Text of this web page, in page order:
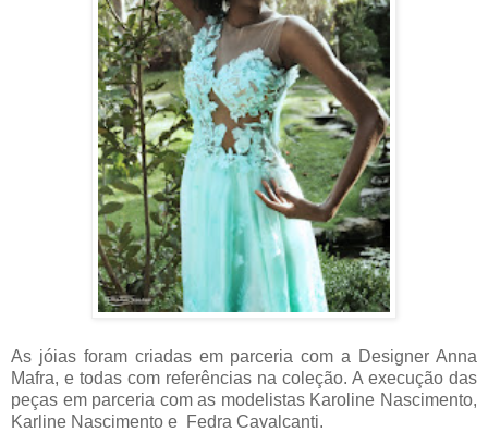
As jóias foram criadas em parceria com a Designer Anna
Mafra, e todas com referências na coleção. A execução das
peças em parceria com as modelistas Karoline Nascimento,
Karline Nascimento e Fedra Cavalcanti.